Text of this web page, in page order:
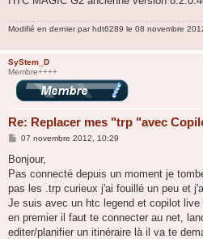
Modifié en dernier parhdt6289 le 08 novembre
SyStem_D
Membre++++
Re: Replacer mes "trp "avec
M
s
a
g
07 novembre 2012, 10:29
Bonjour,
Pas connecté depuis un moment je
pas les .trp curieux j'ai fouillé un peu et
Je suis avec un htc legend et copilot live
en premier il faut te connecter au net,
editer/planifier un itinéraire là il va te